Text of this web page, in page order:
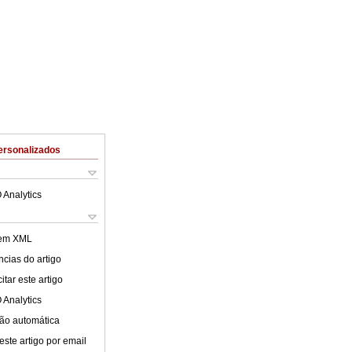
Analytics
XML
do artigo
este artigo
Analytics
automática
artigo por email